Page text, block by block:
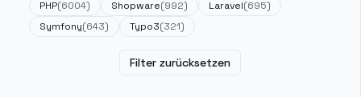
PHP(6004) Shopware(992) Laravel(695)
Symfony(643) Typo3(321)
Filter zurücksetzen